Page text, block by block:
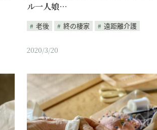
ル一人娘…
老後 終の棲家 遠距離介護
2020/3/20